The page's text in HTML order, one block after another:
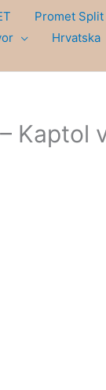
Promet Split
Hrvatska
Kaptol